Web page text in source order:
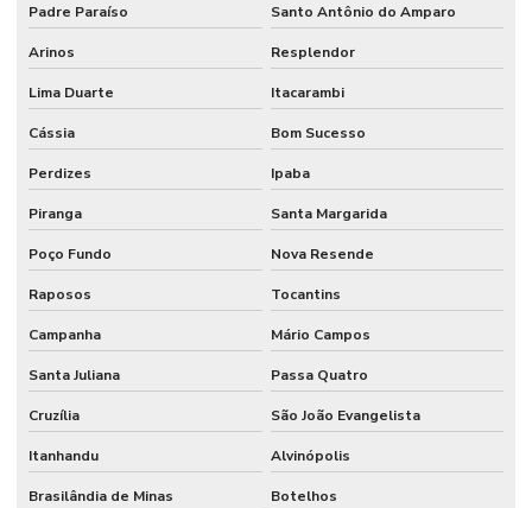
Padre Paraíso Santo Antônio do Amparo
Arinos Resplendor
Lima Duarte Itacarambi
Cássia Bom Sucesso
Perdizes Ipaba
Piranga Santa Margarida
Poço Fundo Nova Resende
Raposos Tocantins
Campanha Mário Campos
Santa Juliana Passa Quatro
Cruzília São João Evangelista
Itanhandu Alvinópolis
Brasilândia de Minas Botelhos